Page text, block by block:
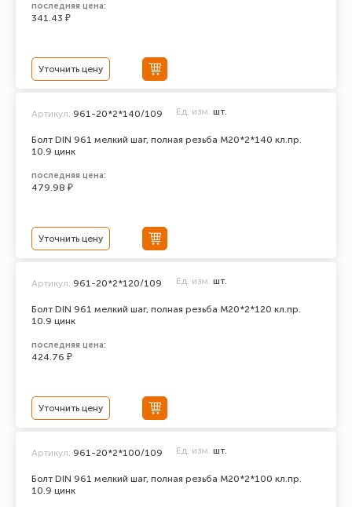
последняя цена:
341.43 ₽
Уточнить цену
Болт DIN 961 мелкий шаг, полная резьба M20*2*140 кл.пр.
10.9 цинк
Артикул: 961-20*2*140/109 Ед. изм. шт.
последняя цена:
479.98 ₽
Уточнить цену
Болт DIN 961 мелкий шаг, полная резьба M20*2*120 кл.пр.
10.9 цинк
Артикул: 961-20*2*120/109 Ед. изм. шт.
последняя цена:
424.76 ₽
Уточнить цену
Болт DIN 961 мелкий шаг, полная резьба M20*2*100 кл.пр.
10.9 цинк
Артикул: 961-20*2*100/109 Ед. изм. шт.